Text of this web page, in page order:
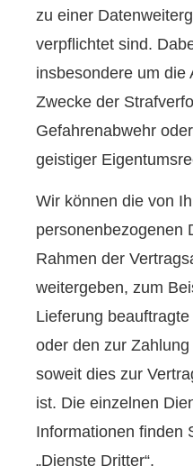
zu einer
verpflichtet sind.
insbesondere um die
Zwecke der
Gefahrenabwehr
geistiger
Wir können die von
personenbezogenen
Rahmen der
weitergeben, zum
Lieferung
oder den zur
soweit dies zur
ist. Die einzelnen
Informationen finden
„Dienste Dritter“.